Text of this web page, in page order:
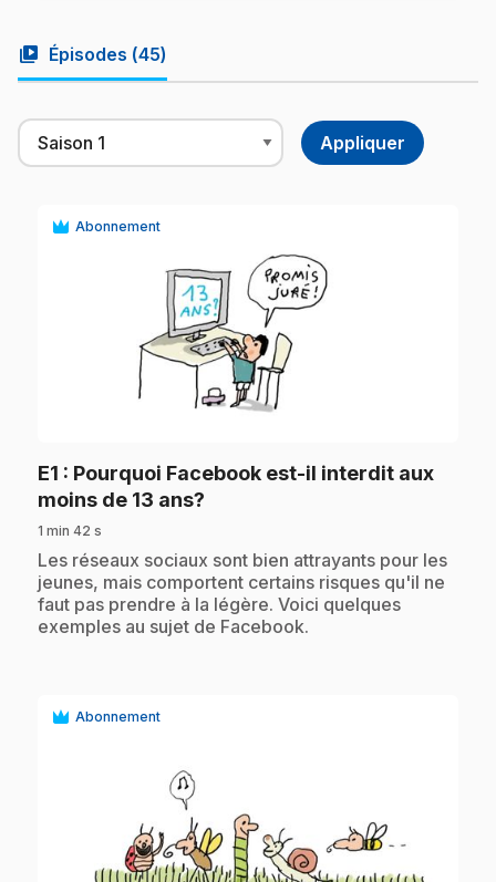
video_library Épisodes (45)
Abonnement
E1 : Pourquoi Facebook est-il interdit aux
moins de 13 ans?
1 min 42 s
.Les réseaux sociaux sont bien attrayants pour les
jeunes, mais comportent certains risques qu'il ne
faut pas prendre à la légère. Voici quelques
exemples au sujet de Facebook.
Abonnement